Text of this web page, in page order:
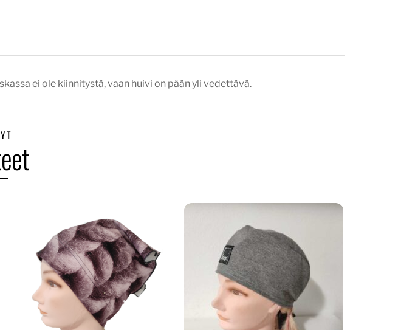
ei ole kiinnitystä, vaan huivi on pään yli vedettävä.